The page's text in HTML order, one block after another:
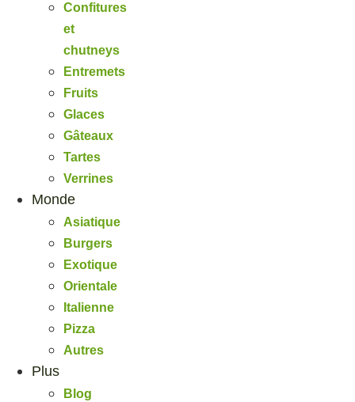
Confitures
et
chutneys
Entremets
Fruits
Glaces
Gâteaux
Tartes
Verrines
Monde
Asiatique
Burgers
Exotique
Orientale
Italienne
Pizza
Autres
Plus
Blog